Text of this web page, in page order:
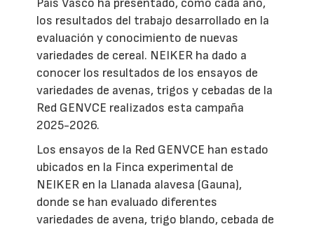
País Vasco ha presentado, como cada año,
los resultados del trabajo desarrollado en la
evaluación y conocimiento de nuevas
variedades de cereal. NEIKER ha dado a
conocer los resultados de los ensayos de
variedades de avenas, trigos y cebadas de la
Red GENVCE realizados esta campaña
2025-2026.
Los ensayos de la Red GENVCE han estado
ubicados en la Finca experimental de
NEIKER en la Llanada alavesa (Gauna),
donde se han evaluado diferentes
variedades de avena, trigo blando, cebada de